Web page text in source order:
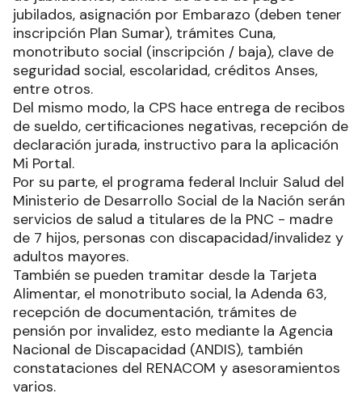
jubilados, asignación por Embarazo (deben tener
inscripción Plan Sumar), trámites Cuna,
monotributo social (inscripción / baja), clave de
seguridad social, escolaridad, créditos Anses,
entre otros.
Del mismo modo, la CPS hace entrega de recibos
de sueldo, certificaciones negativas, recepción de
declaración jurada, instructivo para la aplicación
Mi Portal.
Por su parte, el programa federal Incluir Salud del
Ministerio de Desarrollo Social de la Nación serán
servicios de salud a titulares de la PNC - madre
de 7 hijos, personas con discapacidad/invalidez y
adultos mayores.
También se pueden tramitar desde la Tarjeta
Alimentar, el monotributo social, la Adenda 63,
recepción de documentación, trámites de
pensión por invalidez, esto mediante la Agencia
Nacional de Discapacidad (ANDIS), también
constataciones del RENACOM y asesoramientos
varios.